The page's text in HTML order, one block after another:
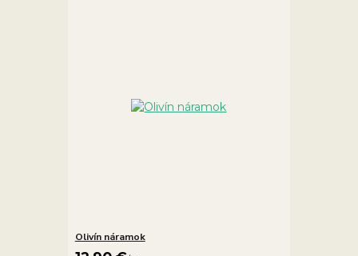
Olivín náramok